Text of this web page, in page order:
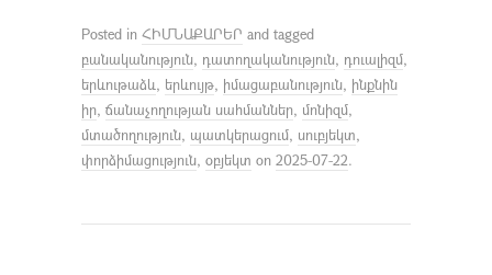
Posted in ՀԻՄՆԱՔԱՐԵՐ and tagged
բանականություն, դատողականություն, դուալիզմ,
երևութաձև, երևույթ, իմացաբանություն, ինքնին
իր, ճանաչողության սահմաններ, մոնիզմ,
մտածողություն, պատկերացում, սուբյեկտ,
փորձիմացություն, օբյեկտ on 2025-07-22.